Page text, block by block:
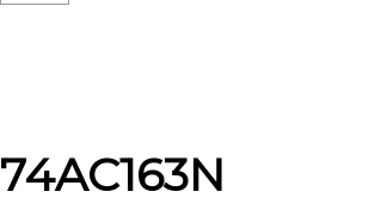
74AC163N